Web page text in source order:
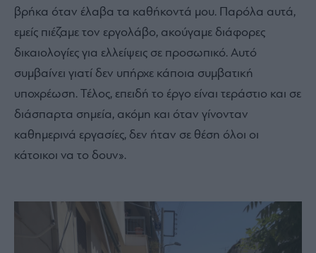
βρήκα όταν έλαβα τα καθήκοντά μου. Παρόλα αυτά,
εμείς πιέζαμε τον εργολάβο, ακούγαμε διάφορες
δικαιολογίες για ελλείψεις σε προσωπικό. Αυτό
συμβαίνει γιατί δεν υπήρχε κάποια συμβατική
υποχρέωση. Τέλος, επειδή το έργο είναι τεράστιο και σε
διάσπαρτα σημεία, ακόμη και όταν γίνονταν
καθημερινά εργασίες, δεν ήταν σε θέση όλοι οι
κάτοικοι να το δουν».